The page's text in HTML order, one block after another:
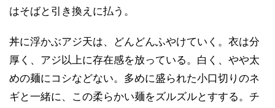
はそばと引き換えに払う。
丼に浮かぶアジ天は、どんどんふやけていく。衣は分
厚く、アジ以上に存在感を放っている。白く、やや太
めの麺にコシなどない。多めに盛られた小口切りのネ
ギと一緒に、この柔らかい麺をズルズルとすする。チ